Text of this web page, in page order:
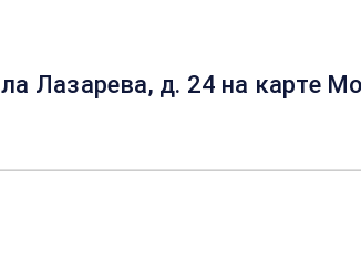
Лазарева, д. 24 на карте